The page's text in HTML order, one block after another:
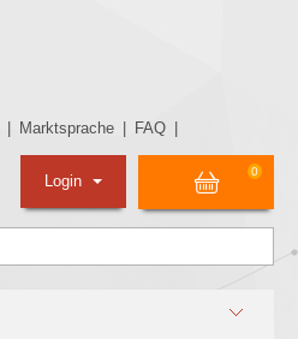
Marktsprache FAQ
0
Login